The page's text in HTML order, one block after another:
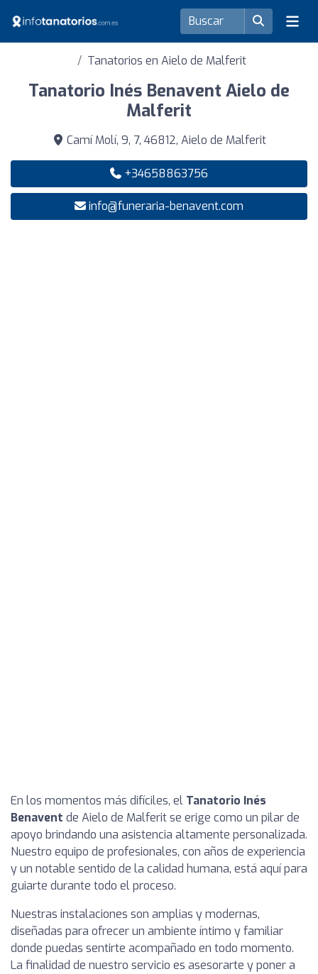
Tanatorios en Aielo de Malferit
Tanatorio Inés Benavent Aielo de
Malferit
Camí Molí, 9, 7, 46812, Aielo de Malferit
+34658863756
info@funeraria-benavent.com
En los momentos más difíciles, el Tanatorio Inés
Benavent de Aielo de Malferit se erige como un pilar de
apoyo brindando una asistencia altamente personalizada.
Nuestro equipo de profesionales, con años de experiencia
y un notable sentido de la calidad humana, está aquí para
guiarte durante todo el proceso.
Nuestras instalaciones son amplias y modernas,
diseñadas para ofrecer un ambiente íntimo y familiar
donde puedas sentirte acompañado en todo momento.
La finalidad de nuestro servicio es asesorarte y poner a